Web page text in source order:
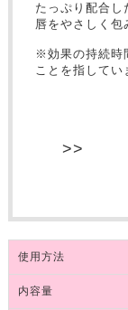
たっぷり配合し
唇をやさしく包
※効果の持続時
ことを指してい
使用方法
内容量